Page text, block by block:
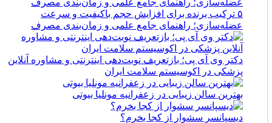
۵ ترکیب برنده برای افزایش حجم باکیفیت و سرعت
عضله‌سازی؛ راهنمای جامع علمی و زمان‌بندی مصرف
دکتر وی آی پی؛ بازتعریف نوبت‌دهی اینترنتی و مشاوره آنلاین
پزشکی در اکوسیستم سلامت ایران
بهترین سالن زیبایی در زعفرانیه مونلیا بیوتی
دیسپانسر سشوار از کجا بخرم؟